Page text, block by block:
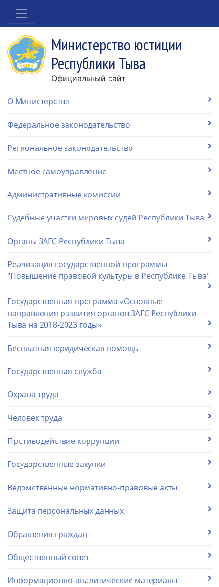
Министерство юстиции
Республики Тыва
Официальный сайт
О Министерстве
Федеральное законодательство
Региональное законодательство
Местное самоуправление
Административные комиссии
Судебные участки мировых судей Республики Тыва
Органы ЗАГС Республики Тыва
Реализация государственной программы
"Повышение правовой культуры в Республике Тыва"
Государственная программа «Основные
направления развития органов ЗАГС Республики
Тыва на 2018-2023 годы»
Бесплатная юридическая помощь
Государственная служба
Охрана труда
Человек труда
Противодействие коррупции
Государственные закупки
Ведомственные нормативно-правовые акты
Защита персональных данных
Обращения граждан
Общественный совет
Информационно-аналитические материалы